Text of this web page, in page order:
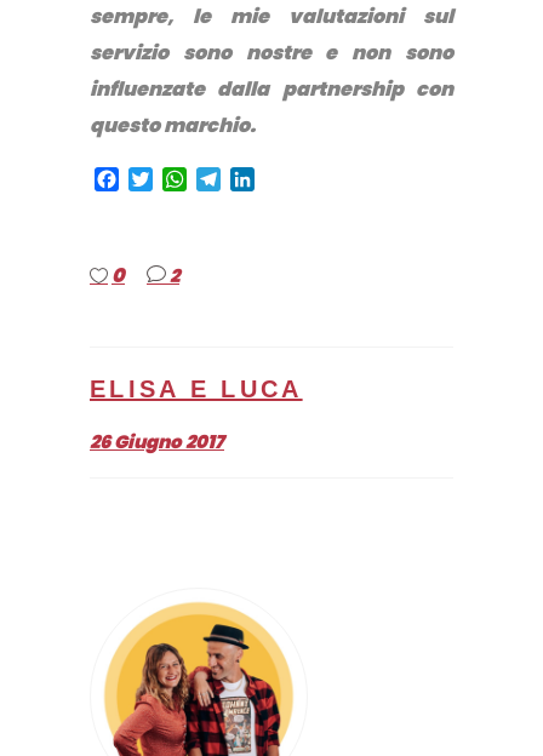
sempre, le mie valutazioni sul
servizio sono nostre e non sono
influenzate dalla partnership con
questo marchio.
Facebook
TwitterWhatsApp
Telegram
0 2
ELISA E LUCA
26 Giugno 2017